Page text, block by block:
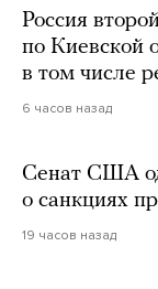
Россия
по Киевской
в том числе
6 часов назад
Сенат США
о санкциях
19 часов назад